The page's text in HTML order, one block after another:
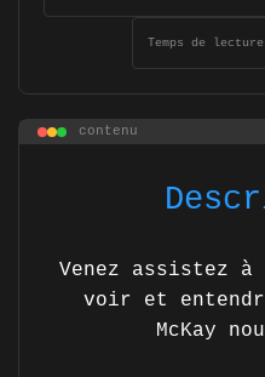
Temps de
contenu
Venez assistez
voir et
McKay